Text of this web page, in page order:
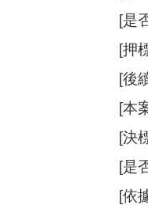
[是
[押
[後
[本
[決
[是
[依